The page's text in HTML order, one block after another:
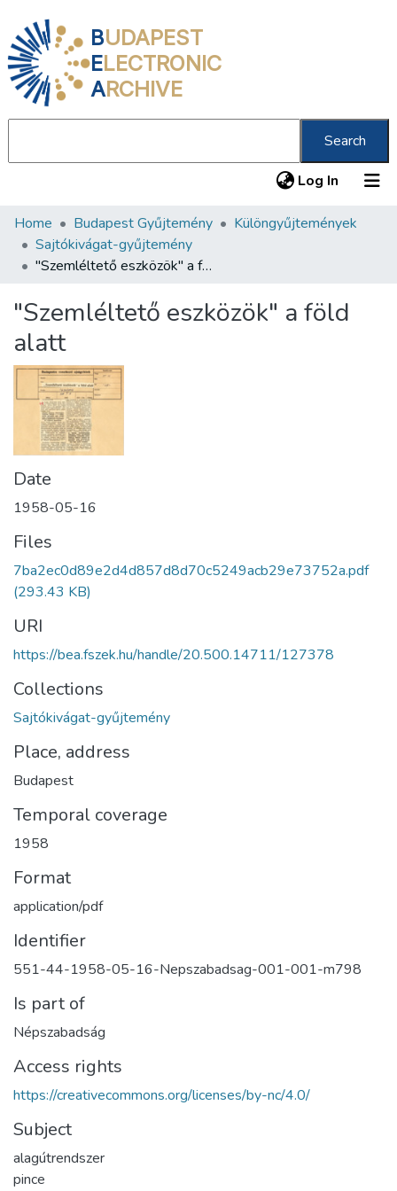
BUDAPEST
ELECTRONIC
ARCHIVE
Search
Log In (current)
Communities & Collections
All of DSpace
About us
Home Budapest Gyűjtemény
Különgyűjtemények
Sajtókivágat-gyűjtemény
"Szemléltető eszközök" a föld alatt
"Szemléltető eszközök" a föld
alatt
Date
1958-05-16
Files
7ba2ec0d89e2d4d857d8d70c5249acb29e73752a.pdf
(293.43 KB)
URI
https://bea.fszek.hu/handle/20.500.14711/127378
Collections
Sajtókivágat-gyűjtemény
Place, address
Budapest
Temporal coverage
1958
Format
application/pdf
Identifier
551-44-1958-05-16-Nepszabadsag-001-001-m798
Is part of
Népszabadság
Access rights
https://creativecommons.org/licenses/by-nc/4.0/
Subject
alagútrendszer
pince